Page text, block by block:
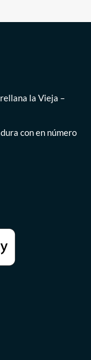
la Vieja –
con en número